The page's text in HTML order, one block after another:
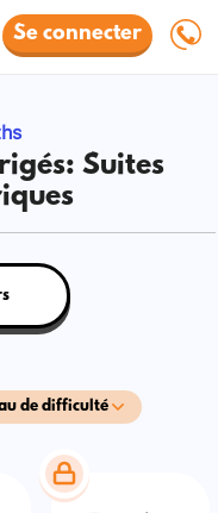
Se connecter
Suites
de difficulté